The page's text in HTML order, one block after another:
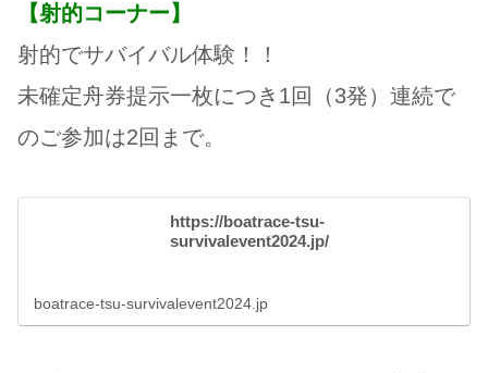
【射的コーナー】
射的でサバイバル体験！！
未確定舟券提示一枚につき1回（3発）連続で
のご参加は2回まで。
https://boatrace-tsu-
survivalevent2024.jp/
boatrace-tsu-survivalevent2024.jp